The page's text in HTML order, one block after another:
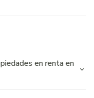
en renta en